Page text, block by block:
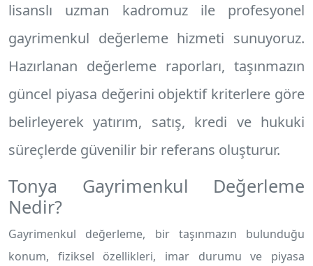
lisanslı uzman kadromuz ile profesyonel
gayrimenkul değerleme hizmeti sunuyoruz.
Hazırlanan değerleme raporları, taşınmazın
güncel piyasa değerini objektif kriterlere göre
belirleyerek yatırım, satış, kredi ve hukuki
süreçlerde güvenilir bir referans oluşturur.
Tonya Gayrimenkul Değerleme
Nedir?
Gayrimenkul değerleme, bir taşınmazın bulunduğu
konum, fiziksel özellikleri, imar durumu ve piyasa